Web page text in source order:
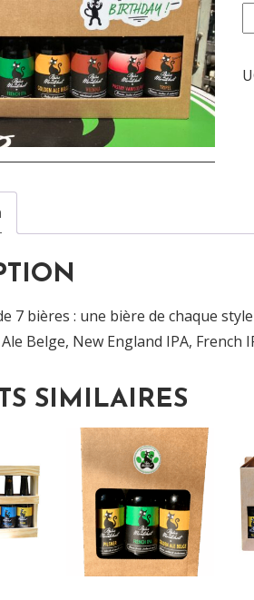
7 bières : une bière de chaque
Belge, New England IPA, French
SIMILAIRES